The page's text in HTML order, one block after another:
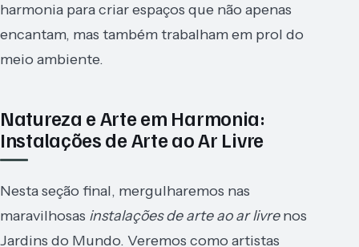
harmonia para criar espaços que não apenas
encantam, mas também trabalham em prol do
meio ambiente.
Natureza e Arte em Harmonia:
Instalações de Arte ao Ar Livre
Nesta seção final, mergulharemos nas
maravilhosas instalações de arte ao ar livrenos
Jardins do Mundo. Veremos como artistas